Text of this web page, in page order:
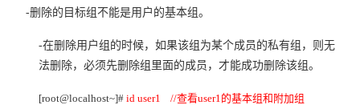
-删除的目标组不能是用户的基本组。
-在删除用户组的时候，如果该组为某个成员的私有组，则无
法删除，必须先删除组里面的成员，才能成功删除该组。
[root@localhost~]# id user1 //查看user1的基本组和附加组